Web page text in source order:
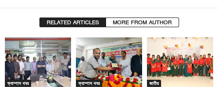
RELATED ARTICLES MORE FROM AUTHOR
ক্যাম্পাস খবর ক্যাম্পাস খবর জাতীয়